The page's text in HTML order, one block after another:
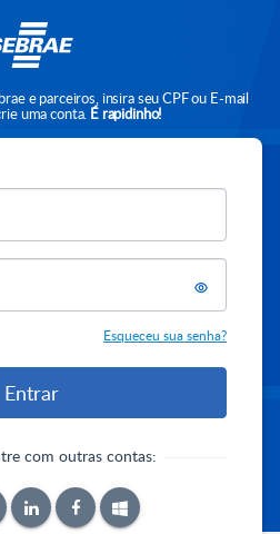
e parceiros, insira seu CPF ou E-mail
uma conta. É rapidinho!
Esqueceu sua senha?
com outras contas: